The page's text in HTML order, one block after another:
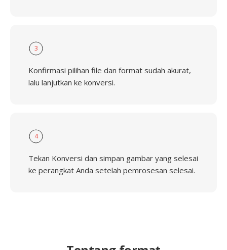
3
Konfirmasi pilihan file dan format sudah akurat,
lalu lanjutkan ke konversi.
4
Tekan Konversi dan simpan gambar yang selesai
ke perangkat Anda setelah pemrosesan selesai.